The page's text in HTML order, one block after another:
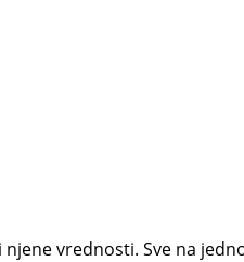
vrednosti. Sve na